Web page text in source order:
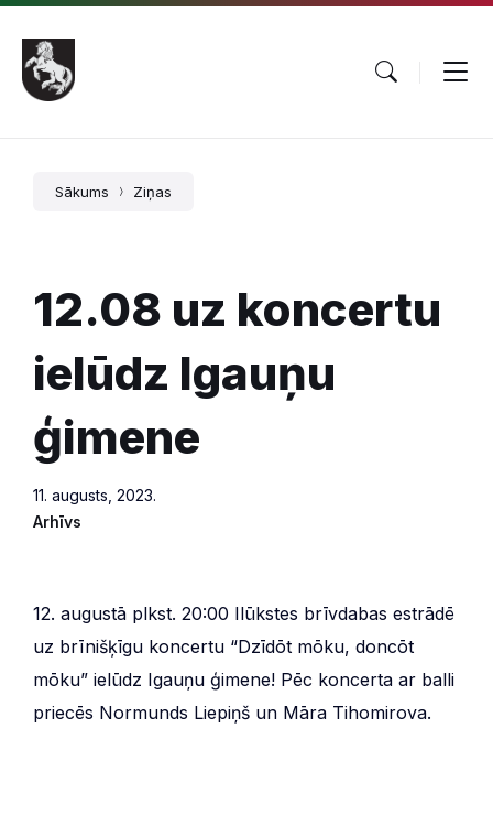
Pāriet
saturu
Skip
main
navigation
Skip
footer
Sākums Ziņas
12.08 uz koncertu
ielūdz Igauņu
ģimene
11. augusts, 2023.
Arhīvs
12. augustā plkst. 20:00 Ilūkstes brīvdabas estrādē
uz brīnišķīgu koncertu “Dzīdōt mōku, doncōt
mōku” ielūdz Igauņu ģimene! Pēc koncerta ar balli
priecēs Normunds Liepiņš un Māra Tihomirova.